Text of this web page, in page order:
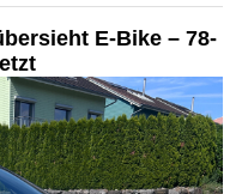
E-Bike – 78-